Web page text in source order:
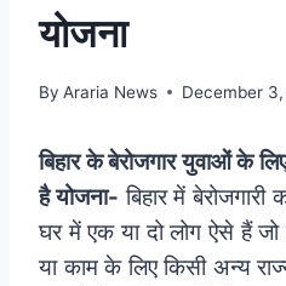
योजना
By Araria News December 3,
बिहार के बेरोजगार युवाओं के
है योजना- बिहार में
घर में एक या दो लोग ऐसे हैं
या काम के लिए किसी अन्य